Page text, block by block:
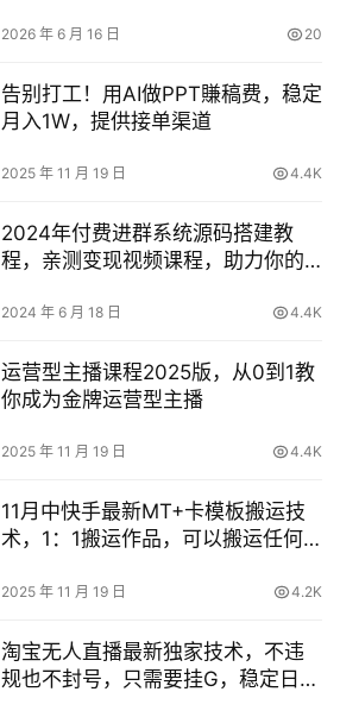
2026 年 6 月 16 日 20
告别打工！用AI做PPT賺稿费，稳定
月入1W，提供接单渠道
2025 年 11 月 19 日 4.4K
2024年付费进群系统源码搭建教
程，亲测变现视频课程，助力你的
2024 年 6 月 18 日 4.4K
运营型主播课程2025版，从0到1教
你成为金牌运营型主播
2025 年 11 月 19 日 4.4K
11月中快手最新MT+卡模板搬运技
术，1：1搬运作品，可以搬运任何
2025 年 11 月 19 日 4.2K
淘宝无人直播最新独家技术，不违
规也不封号，只需要挂G，稳定日入